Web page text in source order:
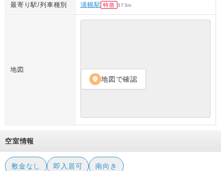
最寄り駅/列車種別 浦幌駅 特急 373m
地図
location_on 地図で確認
空室情報
敷金なし 即入居可 南向き